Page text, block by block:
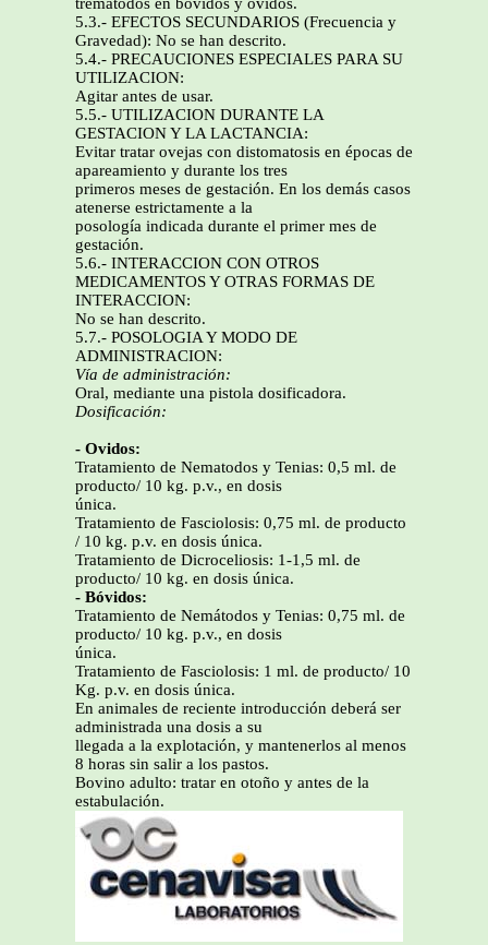
tremátodos en bóvidos y óvidos.
5.3.- EFECTOS SECUNDARIOS (Frecuencia y
Gravedad): No se han descrito.
5.4.- PRECAUCIONES ESPECIALES PARA SU
UTILIZACION:
Agitar antes de usar.
5.5.- UTILIZACION DURANTE LA
GESTACION Y LA LACTANCIA:
Evitar tratar ovejas con distomatosis en épocas de
apareamiento y durante los tres
primeros meses de gestación. En los demás casos
atenerse estrictamente a la
posología indicada durante el primer mes de
gestación.
5.6.- INTERACCION CON OTROS
MEDICAMENTOS Y OTRAS FORMAS DE
INTERACCION:
No se han descrito.
5.7.- POSOLOGIA Y MODO DE
ADMINISTRACION:
Vía de administración:
Oral, mediante una pistola dosificadora.
Dosificación:
- Ovidos:
Tratamiento de Nematodos y Tenias: 0,5 ml. de
producto/ 10 kg. p.v., en dosis
única.
Tratamiento de Fasciolosis: 0,75 ml. de producto
/ 10 kg. p.v. en dosis única.
Tratamiento de Dicroceliosis: 1-1,5 ml. de
producto/ 10 kg. en dosis única.
- Bóvidos:
Tratamiento de Nemátodos y Tenias: 0,75 ml. de
producto/ 10 kg. p.v., en dosis
única.
Tratamiento de Fasciolosis: 1 ml. de producto/ 10
Kg. p.v. en dosis única.
En animales de reciente introducción deberá ser
administrada una dosis a su
llegada a la explotación, y mantenerlos al menos
8 horas sin salir a los pastos.
Bovino adulto: tratar en otoño y antes de la
estabulación.